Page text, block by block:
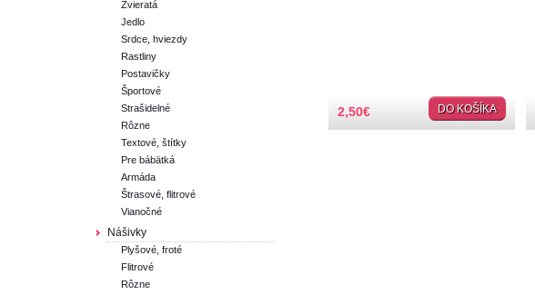
Zvieratá
Jedlo
Srdce, hviezdy
Rastliny
Postavičky
Športové
Strašidelné
Rôzne
Textové, štítky
Pre bábätká
Armáda
Štrasové, flitrové
Vianočné
Nášivky
Plyšové, froté
Flitrové
Rôzne
2,50€ DO KOŠÍKA